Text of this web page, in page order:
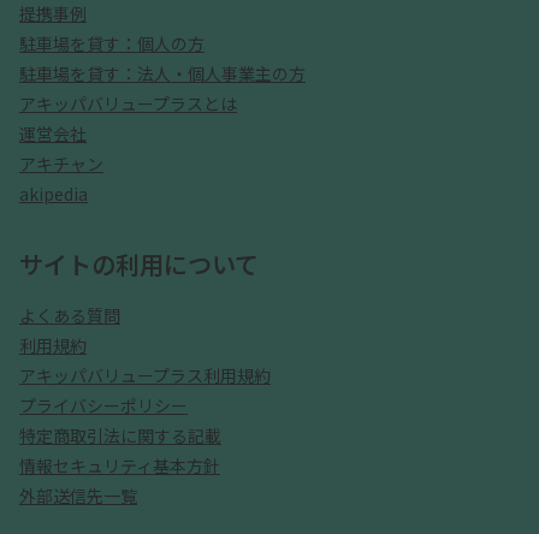
提携事例
駐車場を貸す：個人の方
駐車場を貸す：法人・個人事業主の方
アキッパバリュープラスとは
運営会社
アキチャン
akipedia
サイトの利用について
よくある質問
利用規約
アキッパバリュープラス利用規約
プライバシーポリシー
特定商取引法に関する記載
情報セキュリティ基本方針
外部送信先一覧